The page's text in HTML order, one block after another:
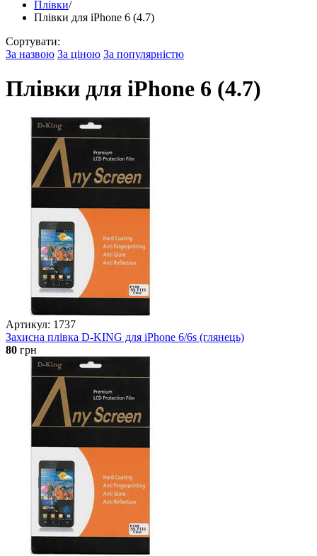
Плівки/
Плівки для iPhone 6 (4.7)
Сортувати:
За назвою За ціною За популярністю
Плівки для iPhone 6 (4.7)
Артикул: 1737
Захисна плівка D-KING для iPhone 6/6s (глянець)
80 грн